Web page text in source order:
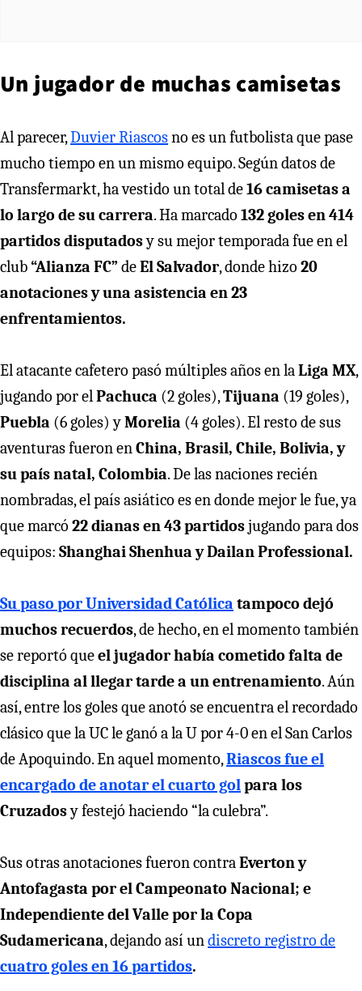
Un jugador de muchas camisetas
Al parecer,Duvier Riascosno es un futbolista que pase
mucho tiempo en un mismo equipo. Según datos de
Transfermarkt, ha vestido un total de16 camisetas a
lo largo de su carrera. Ha marcado 132 goles en 414
partidos disputadosy su mejor temporada fue en el
club“Alianza FC” deEl Salvador, donde hizo 20
anotaciones y una asistencia en 23
enfrentamientos.
El atacante cafetero pasó múltiples años en laLiga MX,
jugando por elPachuca (2 goles),Tijuana (19 goles),
Puebla (6 goles) yMorelia (4 goles). El resto de sus
aventuras fueron enChina, Brasil, Chile, Bolivia, y
su país natal, Colombia. De las naciones recién
nombradas, el país asiático es en donde mejor le fue, ya
que marcó 22 dianas en 43 partidosjugando para dos
equipos: Shanghai Shenhua y Dailan Professional.
Su paso por Universidad Católica tampoco dejó
muchos recuerdos, de hecho, en el momento también
se reportó queel jugador había cometido falta de
disciplina al llegar tarde a un entrenamiento. Aún
así, entre los goles que anotó se encuentra el recordado
clásico que la UC le ganó a la U por 4-0 en el San Carlos
de Apoquindo. En aquel momento,Riascos fue el
encargado de anotar el cuarto golpara los
Cruzadosy festejó haciendo “la culebra”.
Sus otras anotaciones fueron contraEverton y
Antofagasta por el Campeonato Nacional; e
Independiente del Valle por la Copa
Sudamericana, dejando así undiscreto registro de
cuatro goles en 16 partidos.